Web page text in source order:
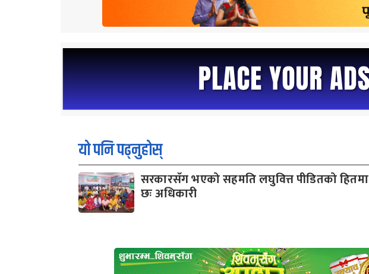
यो पनि पढ्नुहोस्
सरकारसँग भएको सहमति लघुवित्त पीडितको हितमा
छः अधिकारी